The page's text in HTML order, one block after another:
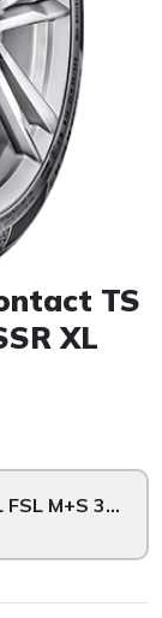
TS
XL
275/35 R19 100V SSR XL FSL M+S 3PMSF